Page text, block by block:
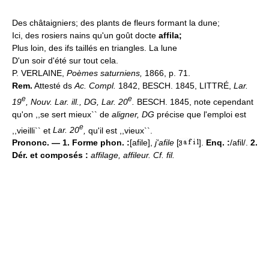
Des châtaigniers; des plants de fleurs formant la dune;
Ici, des rosiers nains qu'un goût docte affila;
Plus loin, des ifs taillés en triangles. La lune
D'un soir d'été sur tout cela.
P. VERLAINE, Poèmes saturniens, 1866, p. 71.
Rem. Attesté ds Ac. Compl. 1842, BESCH. 1845, LITTRÉ, Lar.
19e , Nouv. Lar. ill., DG, Lar. 20e
BESCH. 1845, note cependant
qu'on ,,se sert mieux`` de aligner, DG précise que l'emploi est
,,vieilli`` et Lar. 20e
qu'il est ,,vieux``.
Prononc. — 1. Forme phon. :[afile], j'afile [ ]. Enq. :/afil/. 2.
Dér. et composés : affilage, affileur. Cf. fil.